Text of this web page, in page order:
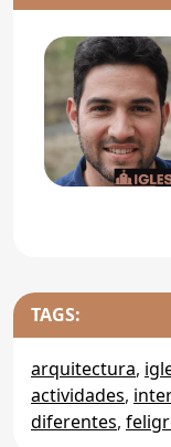
TAGS:
arquitectura,
actividades,
diferentes,